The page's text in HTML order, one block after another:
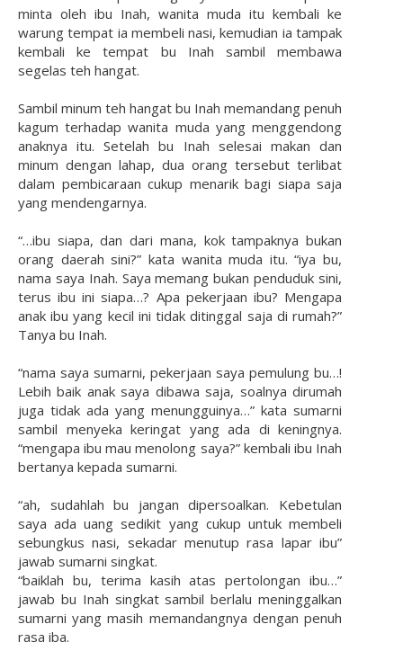
minta oleh ibu Inah, wanita muda itu kembali ke
warung tempat ia membeli nasi, kemudian ia tampak
kembali ke tempat bu Inah sambil membawa
segelas teh hangat.
Sambil minum teh hangat bu Inah memandang penuh
kagum terhadap wanita muda yang menggendong
anaknya itu. Setelah bu Inah selesai makan dan
minum dengan lahap, dua orang tersebut terlibat
dalam pembicaraan cukup menarik bagi siapa saja
yang mendengarnya.
“…ibu siapa, dan dari mana, kok tampaknya bukan
orang daerah sini?” kata wanita muda itu. “iya bu,
nama saya Inah. Saya memang bukan penduduk sini,
terus ibu ini siapa…? Apa pekerjaan ibu? Mengapa
anak ibu yang kecil ini tidak ditinggal saja di rumah?”
Tanya bu Inah.
“nama saya sumarni, pekerjaan saya pemulung bu…!
Lebih baik anak saya dibawa saja, soalnya dirumah
juga tidak ada yang menungguinya…” kata sumarni
sambil menyeka keringat yang ada di keningnya.
“mengapa ibu mau menolong saya?” kembali ibu Inah
bertanya kepada sumarni.
“ah, sudahlah bu jangan dipersoalkan. Kebetulan
saya ada uang sedikit yang cukup untuk membeli
sebungkus nasi, sekadar menutup rasa lapar ibu”
jawab sumarni singkat.
“baiklah bu, terima kasih atas pertolongan ibu…”
jawab bu Inah singkat sambil berlalu meninggalkan
sumarni yang masih memandangnya dengan penuh
rasa iba.